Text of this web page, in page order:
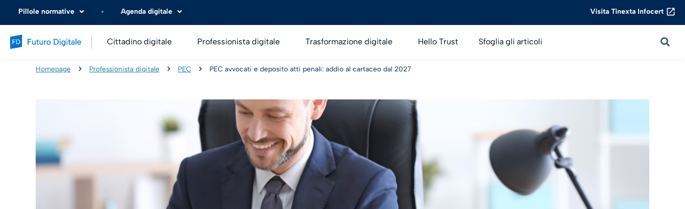
Pillole normative Agenda digitale Visita Tinexta Infocert
Cittadino digitale Professionista digitale Trasformazione digitale Hello Trust Sfoglia gli articoli
Homepage Professionista digitale PEC PEC avvocati e deposito atti penali: addio al cartaceo dal 2027